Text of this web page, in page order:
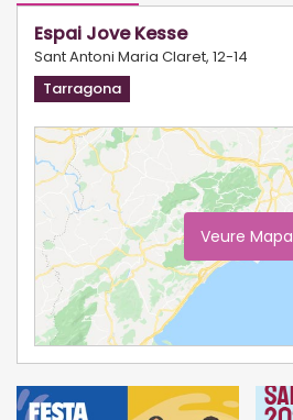
Espai Jove Kesse
Sant Antoni Maria Claret, 12-14
Tarragona
Veure Mapa